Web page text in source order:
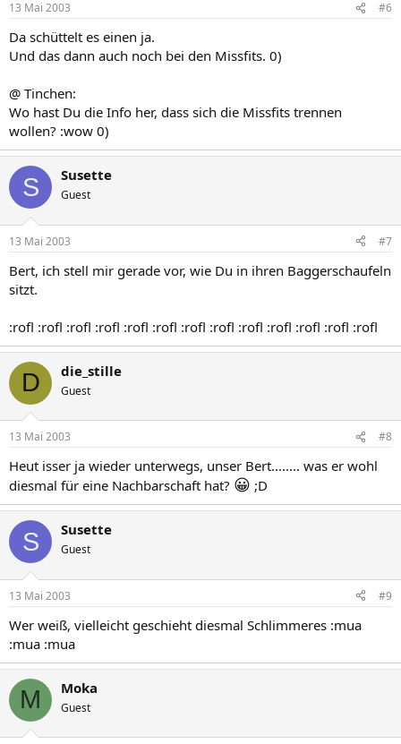
13 Mai 2003 #6
Da schüttelt es einen ja.
Und das dann auch noch bei den Missfits. 0)
@ Tinchen:
Wo hast Du die Info her, dass sich die Missfits trennen
wollen? :wow 0)
S Susette
Guest
13 Mai 2003 #7
Bert, ich stell mir gerade vor, wie Du in ihren Baggerschaufeln
sitzt.
:rofl :rofl :rofl :rofl :rofl :rofl :rofl :rofl :rofl :rofl :rofl :rofl :rofl
D die_stille
Guest
13 Mai 2003 #8
Heut isser ja wieder unterwegs, unser Bert........ was er wohl
diesmal für eine Nachbarschaft hat? 😀 ;D
S Susette
Guest
13 Mai 2003 #9
Wer weiß, vielleicht geschieht diesmal Schlimmeres :mua
:mua :mua
M Moka
Guest